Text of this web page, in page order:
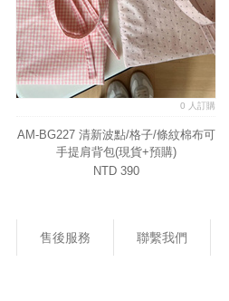
0 人訂購
AM-BG227 清新波點/格子/條紋棉布可
手提肩背包(現貨+預購)
NTD 390
售後服務 聯繫我們